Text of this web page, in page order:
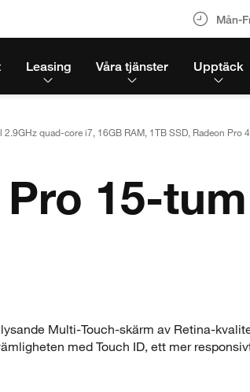
Mån-
Leasing Våra tjänster Upptäck
quad-core i7, 16GB RAM, 1TB SSD, Radeon Pro
15-
Multi-Touch-skärm av Retina-
med Touch ID, ett mer